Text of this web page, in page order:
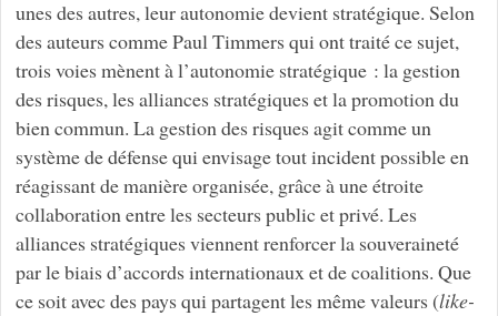
unes des autres, leur autonomie devient stratégique. Selon
des auteurs comme Paul Timmers qui ont traité ce sujet,
trois voies mènent à l’autonomie stratégique : la gestion
des risques, les alliances stratégiques et la promotion du
bien commun. La gestion des risques agit comme un
système de défense qui envisage tout incident possible en
réagissant de manière organisée, grâce à une étroite
collaboration entre les secteurs public et privé. Les
alliances stratégiques viennent renforcer la souveraineté
par le biais d’accords internationaux et de coalitions. Que
ce soit avec des pays qui partagent les même valeurs (like-